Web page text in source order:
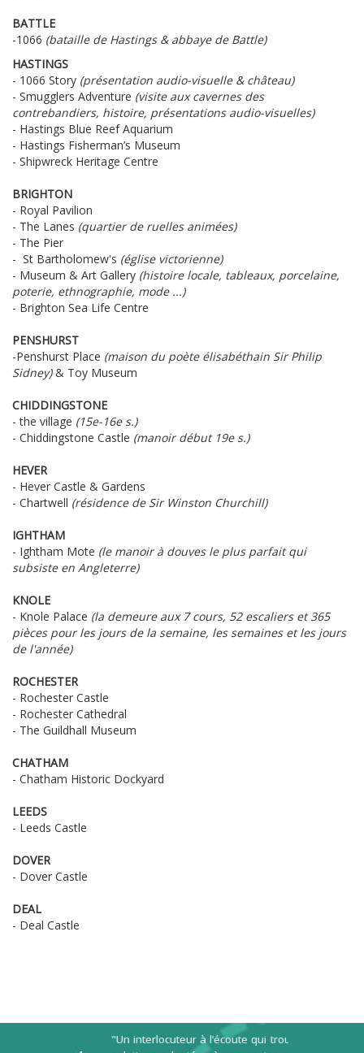
BATTLE
-1066 (bataille de Hastings & abbaye de Battle)
HASTINGS
- 1066 Story (présentation audio-visuelle & château)
- Smugglers Adventure (visite aux cavernes des
contrebandiers, histoire, présentations audio-visuelles)
- Hastings Blue Reef Aquarium
- Hastings Fisherman’s Museum
- Shipwreck Heritage Centre
BRIGHTON
- Royal Pavilion
- The Lanes (quartier de ruelles animées)
- The Pier
- St Bartholomew's (église victorienne)
- Museum & Art Gallery (histoire locale, tableaux, porcelaine,
poterie, ethnographie, mode ...)
- Brighton Sea Life Centre
PENSHURST
-Penshurst Place (maison du poète élisabéthain Sir Philip
Sidney)& Toy Museum
CHIDDINGSTONE
- the village (15e-16e s.)
- Chiddingstone Castle (manoir début 19e s.)
HEVER
- Hever Castle & Gardens
- Chartwell (résidence de Sir Winston Churchill)
IGHTHAM
- Ightham Mote (le manoir à douves le plus parfait qui
subsiste en Angleterre)
KNOLE
- Knole Palace (la demeure aux 7 cours, 52 escaliers et 365
pièces pour les jours de la semaine, les semaines et les jours
de l'année)
ROCHESTER
- Rochester Castle
- Rochester Cathedral
- The Guildhall Museum
CHATHAM
- Chatham Historic Dockyard
LEEDS
- Leeds Castle
DOVER
- Dover Castle
DEAL
- Deal Castle
"Un interlocuteur à l’écoute qui trouve des